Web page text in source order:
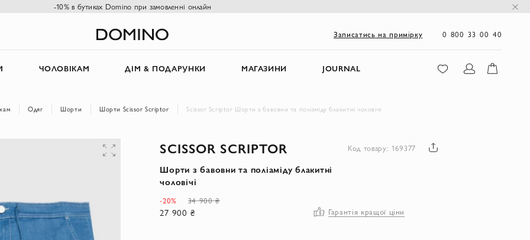
-10% в бутиках Domino при замовленні онлайн
Записатись на примірку 0 800 33 00 40
ЧОЛОВІКАМ ДІМ & ПОДАРУНКИ МАГАЗИНИ JOURNAL
Одяг Шорти Шорти Scissor Scriptor Scissor Scriptor Шорти з бавовни та поліаміду блакитні чоловічі
SCISSOR SCRIPTOR Код товару: 169377
Шорти з бавовни та поліаміду блакитні
чоловічі
-20% 34 900 ₴
27 900 ₴ Гарантія кращої ціни